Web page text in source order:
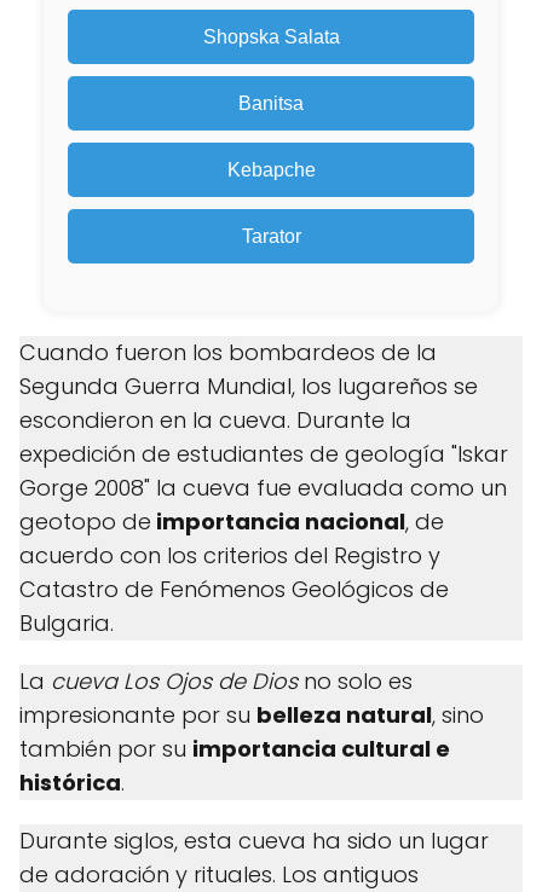
Shopska Salata
Banitsa
Kebapche
Tarator
Cuando fueron los bombardeos de la
Segunda Guerra Mundial, los lugareños se
escondieron en la cueva. Durante la
expedición de estudiantes de geología "Iskar
Gorge 2008" la cueva fue evaluada como un
geotopo de importancia nacional, de
acuerdo con los criterios del Registro y
Catastro de Fenómenos Geológicos de
Bulgaria.
La cueva Los Ojos de Diosno solo es
impresionante por su belleza natural, sino
también por su importancia cultural e
histórica.
Durante siglos, esta cueva ha sido un lugar
de adoración y rituales. Los antiguos